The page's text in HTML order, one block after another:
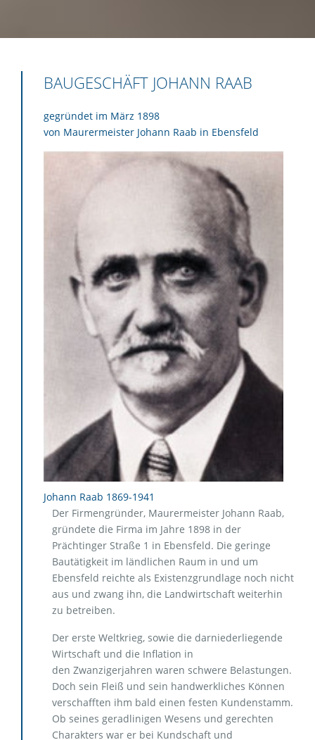
BAUGESCHÄFT JOHANN RAAB
gegründet im März 1898
von Maurermeister Johann Raab in Ebensfeld
Johann Raab 1869-1941
Der Firmengründer, Maurermeister Johann Raab,
gründete die Firma im Jahre 1898 in der
Prächtinger Straße 1 in Ebensfeld. Die geringe
Bautätigkeit im ländlichen Raum in und um
Ebensfeld reichte als Existenzgrundlage noch nicht
aus und zwang ihn, die Landwirtschaft weiterhin
zu betreiben.
Der erste Weltkrieg, sowie die darniederliegende
Wirtschaft und die Inflation in
den Zwanzigerjahren waren schwere Belastungen.
Doch sein Fleiß und sein handwerkliches Können
verschafften ihm bald einen festen Kundenstamm.
Ob seines geradlinigen Wesens und gerechten
Charakters war er bei Kundschaft und